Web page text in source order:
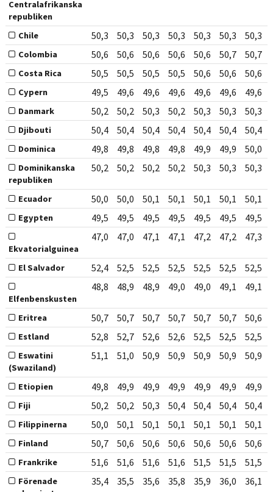
Centralafrikanska
republiken
Chile 50,3 50,3 50,3 50,3 50,3 50,3 50,3
Colombia 50,6 50,6 50,6 50,6 50,6 50,7 50,7
Costa Rica 50,5 50,5 50,5 50,5 50,6 50,6 50,6
Cypern 49,5 49,6 49,6 49,6 49,6 49,6 49,6
Danmark 50,2 50,2 50,3 50,2 50,3 50,3 50,3
Djibouti 50,4 50,4 50,4 50,4 50,4 50,4 50,4
Dominica 49,8 49,8 49,8 49,8 49,9 49,9 50,0
Dominikanska
republiken
50,2 50,2 50,2 50,2 50,3 50,3 50,3
Ecuador 50,0 50,0 50,1 50,1 50,1 50,1 50,1
Egypten 49,5 49,5 49,5 49,5 49,5 49,5 49,5
Ekvatorialguinea
47,0 47,0 47,1 47,1 47,2 47,2 47,3
El Salvador 52,4 52,5 52,5 52,5 52,5 52,5 52,5
Elfenbenskusten
48,8 48,9 48,9 49,0 49,0 49,1 49,1
Eritrea 50,7 50,7 50,7 50,7 50,7 50,7 50,6
Estland 52,8 52,7 52,6 52,6 52,5 52,5 52,5
Eswatini
(Swaziland)
51,1 51,0 50,9 50,9 50,9 50,9 50,9
Etiopien 49,8 49,9 49,9 49,9 49,9 49,9 49,9
Fiji 50,2 50,2 50,3 50,4 50,4 50,4 50,4
Filippinerna 50,0 50,1 50,1 50,1 50,1 50,1 50,1
Finland 50,7 50,6 50,6 50,6 50,6 50,6 50,6
Frankrike 51,6 51,6 51,6 51,6 51,5 51,5 51,5
Förenade
35,4 35,5 35,6 35,8 35,9 36,0 36,1